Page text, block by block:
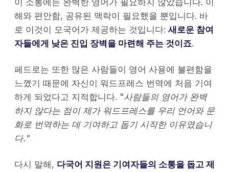
해와 편안함, 공유된 맥락이 필요했을 뿐입니다. 바
로 이것이 모국어가 제공하는 것입니다: 새로운 참여
자들에게 낮은 진입 장벽을 마련해 주는 것이죠.
페드로는 또한 많은 사람들이 영어 사용에 불편함을
느꼈기 때문에 자신이 워드프레스 번역에 처음 기여
하게 되었다고 지적합니다. "사람들의 영어가 완벽
하지 않다는 점이 제가 워드프레스를 우리 언어와 문
화로 번역하는 데 기여하고 돕기 시작한 이유였습니
다."
다시 말해, 다국어 지원은 기여자들의 소통을 돕고 제